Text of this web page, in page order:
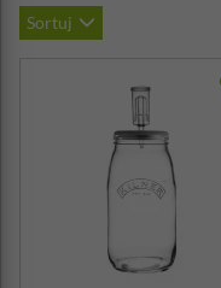
naczynia do
dżemy, soki, nalewki i
które zapewniają higienę i
Sortuj